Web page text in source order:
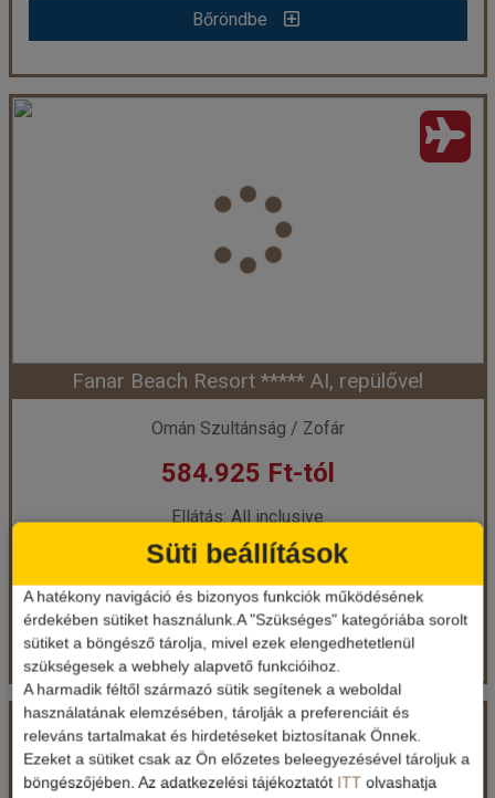
Bőröndbe
Salalah Rotana Resort***** AI, repülővel
Város:Salalah
Utazás módja:
Repülővel
All inclusive
Szálláskategória: Hotel *****
Simplex Stúdió 2-3 fős
Időpont: 2027-04-30 | 7 éj
már 577.425 Ft-tól
Időpontok és árak
Bőröndbe
Fanar Beach Resort ***** AI, repülővel
Omán Szultánság / Zofár
584.925 Ft-tól
Ellátás: All inclusive
Időpontok és árak
Bőröndbe
Fanar Beach Resort ***** AI, repülővel
Ország:Omán Szultánság
Süti beállítások
A hatékony navigáció és bizonyos funkciók működésének
érdekében sütiket használunk.A "Szükséges" kategóriába sorolt
sütiket a böngésző tárolja, mivel ezek elengedhetetlenül
szükségesek a webhely alapvető funkcióihoz.
A harmadik féltől származó sütik segítenek a weboldal
használatának elemzésében, tárolják a preferenciáit és
releváns tartalmakat és hirdetéseket biztosítanak Önnek.
Ezeket a sütiket csak az Ön előzetes beleegyezésével tároljuk a
böngészőjében. Az adatkezelési tájékoztatót ITT olvashatja